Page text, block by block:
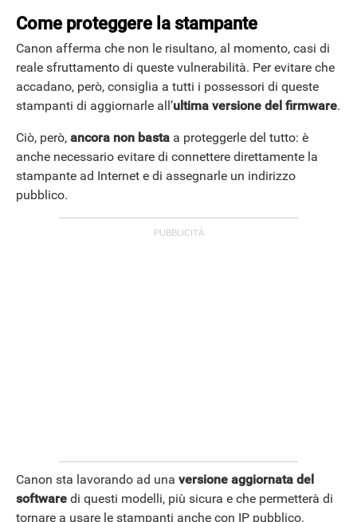
Come proteggere la stampante
Canon afferma che non le risultano, al momento, casi di
reale sfruttamento di queste vulnerabilità. Per evitare che
accadano, però, consiglia a tutti i possessori di queste
stampanti di aggiornarle all’ultima versione del firmware.
Ciò, però, ancora non basta a proteggerle del tutto: è
anche necessario evitare di connettere direttamente la
stampante ad Internet e di assegnarle un indirizzo
pubblico.
Canon sta lavorando ad una versione aggiornata del
software di questi modelli, più sicura e che permetterà di
tornare a usare le stampanti anche con IP pubblico.